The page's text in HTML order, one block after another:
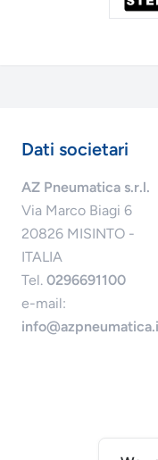
Dati societari
AZ Pneumatica s.r.l.
Via Marco Biagi 6
20826 MISINTO -
ITALIA
Tel. 0296691100
e-mail: